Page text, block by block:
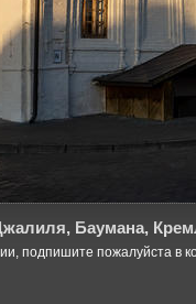
Баумана,
подпишите пожалуйста в